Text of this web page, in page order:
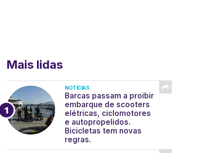
Mais lidas
NOTÍCIAS
Barcas passam a proibir
embarque de scooters
elétricas, ciclomotores
e autopropelidos.
Bicicletas tem novas
regras.